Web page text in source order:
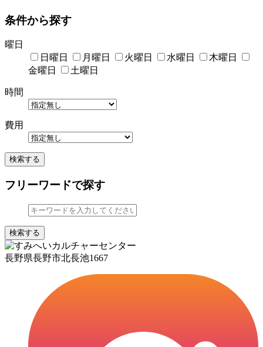
条件から探す
曜日
日曜日
月曜日 火曜日 水曜日
木曜日
金曜日
土曜日
時間
費用
検索する
フリーワードで探す
検索する
長野県長野市北長池1667